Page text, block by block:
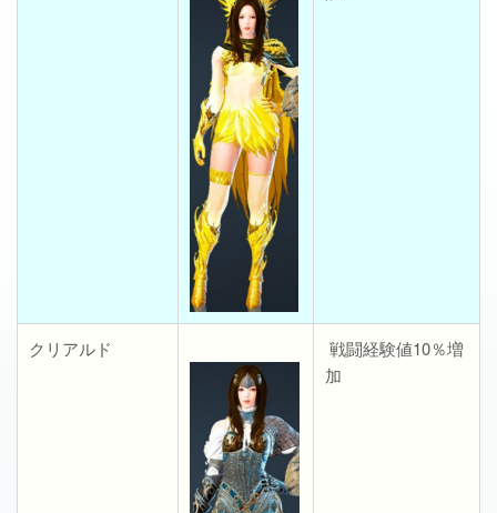
クリアルド
戦闘経験値10％増
加